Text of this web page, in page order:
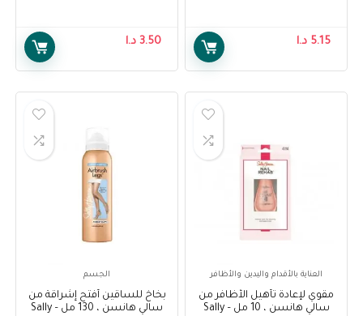
5.15 د.ا 3.50 د.ا
العناية بالأقدام واليدين والأظافر
مقوي لإعادة تأهيل الأظافر من
سالي هانسن ، 10 مل – Sally
الجسم
بخاخ للساقين أفتح إشراقة من
سالي هانسن ، 130 مل – Sally